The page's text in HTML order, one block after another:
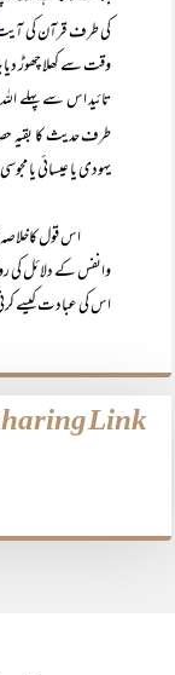
کی طرف قرآن کی
وقت سے کھلا چھوڑ
تائید اس سے پہلے
طرف حدیث کا بقیہ
یہودی یا عیسائی یا
اس قول کاخلاصہ
وانفس کے دلائل کی
اس کی عبادت کیسے
Link